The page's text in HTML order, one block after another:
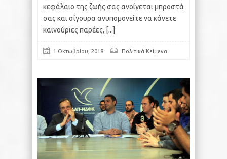
κεφάλαιο της ζωής σας ανοίγεται μπροστά
σας και σίγουρα ανυπομονείτε να κάνετε
καινούριες παρέες, [...]
1 Οκτωβρίου, 2018 Πολιτικά Κείμενα